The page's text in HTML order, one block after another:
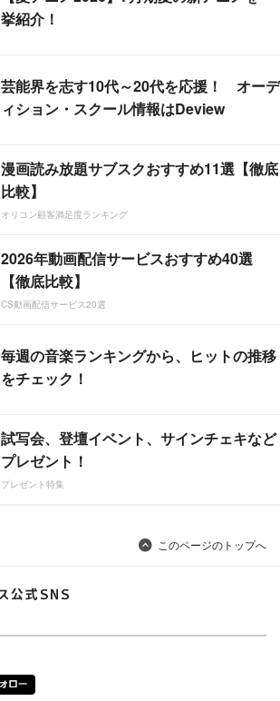
挙紹介！
芸能界を志す10代～20代を応援！ オーデ
ィション・スクール情報はDeview
漫画読み放題サブスクおすすめ11選【徹底
比較】
オリコン顧客満足度ランキング
2026年動画配信サービスおすすめ40選
【徹底比較】
CS動画配信サービス20選
毎週の音楽ランキングから、ヒットの推移
をチェック！
試写会、登壇イベント、サインチェキなど
プレゼント！
プレゼント特集
このページのトップへ